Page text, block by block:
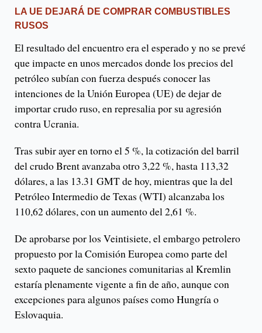
LA UE DEJARÁ DE COMPRAR COMBUSTIBLES
RUSOS
El resultado del encuentro era el esperado y no se prevé
que impacte en unos mercados donde los precios del
petróleo subían con fuerza después conocer las
intenciones de la Unión Europea (UE) de dejar de
importar crudo ruso, en represalia por su agresión
contra Ucrania.
Tras subir ayer en torno el 5 %, la cotización del barril
del crudo Brent avanzaba otro 3,22 %, hasta 113,32
dólares, a las 13.31 GMT de hoy, mientras que la del
Petróleo Intermedio de Texas (WTI) alcanzaba los
110,62 dólares, con un aumento del 2,61 %.
De aprobarse por los Veintisiete, el embargo petrolero
propuesto por la Comisión Europea como parte del
sexto paquete de sanciones comunitarias al Kremlin
estaría plenamente vigente a fin de año, aunque con
excepciones para algunos países como Hungría o
Eslovaquia.